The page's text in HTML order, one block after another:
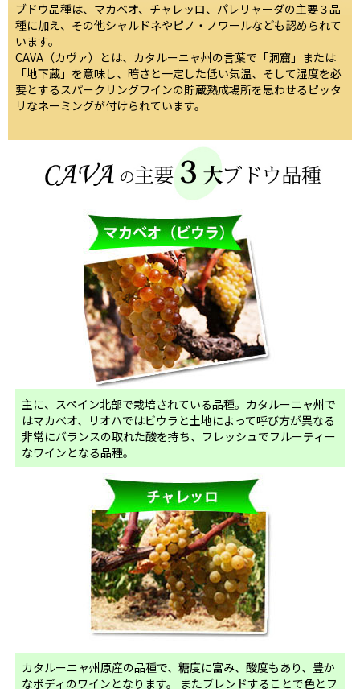
ブドウ品種は、マカベオ、チャレッロ、パレリャーダの主要３品
種に加え、その他シャルドネやピノ・ノワールなども認められて
います。
CAVA（カヴァ）とは、カタルーニャ州の言葉で「洞窟」または
「地下蔵」を意味し、暗さと一定した低い気温、そして湿度を必
要とするスパークリングワインの貯蔵熟成場所を思わせるピッタ
リなネーミングが付けられています。
主に、スペイン北部で栽培されている品種。カタルーニャ州で
はマカベオ、リオハではビウラと土地によって呼び方が異なる
非常にバランスの取れた酸を持ち、フレッシュでフルーティー
なワインとなる品種。
カタルーニャ州原産の品種で、糖度に富み、酸度もあり、豊か
なボディのワインとなります。 またブレンドすることで色とフ